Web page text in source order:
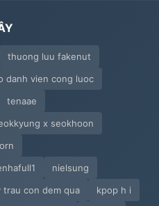
thuong luu fakenut
danh vien cong luoc
tenaae
x seokhoon
nielsung
trau con dem qua kpop h i